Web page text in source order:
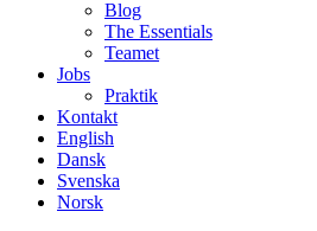
Blog
The Essentials
Teamet
Jobs
Praktik
Kontakt
English
Dansk
Svenska
Norsk